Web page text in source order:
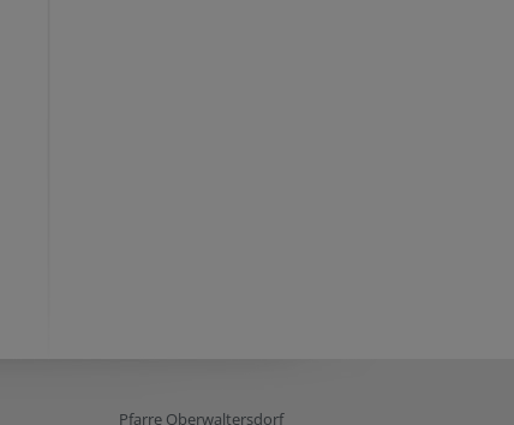
Pfarre Oberwaltersdorf